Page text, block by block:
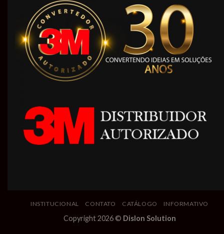
INSTITUCIONAL CONTATO CATÁLOGO INFORMATIVO
Copyright 2026 © Dislon Solution